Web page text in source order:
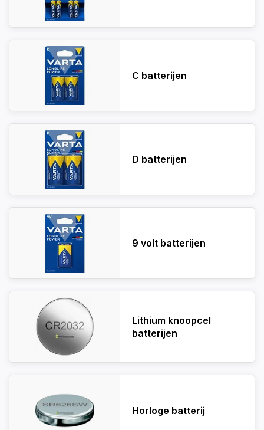
C batterijen
D batterijen
9 volt batterijen
Lithium knoopcel
batterijen
Horloge batterij